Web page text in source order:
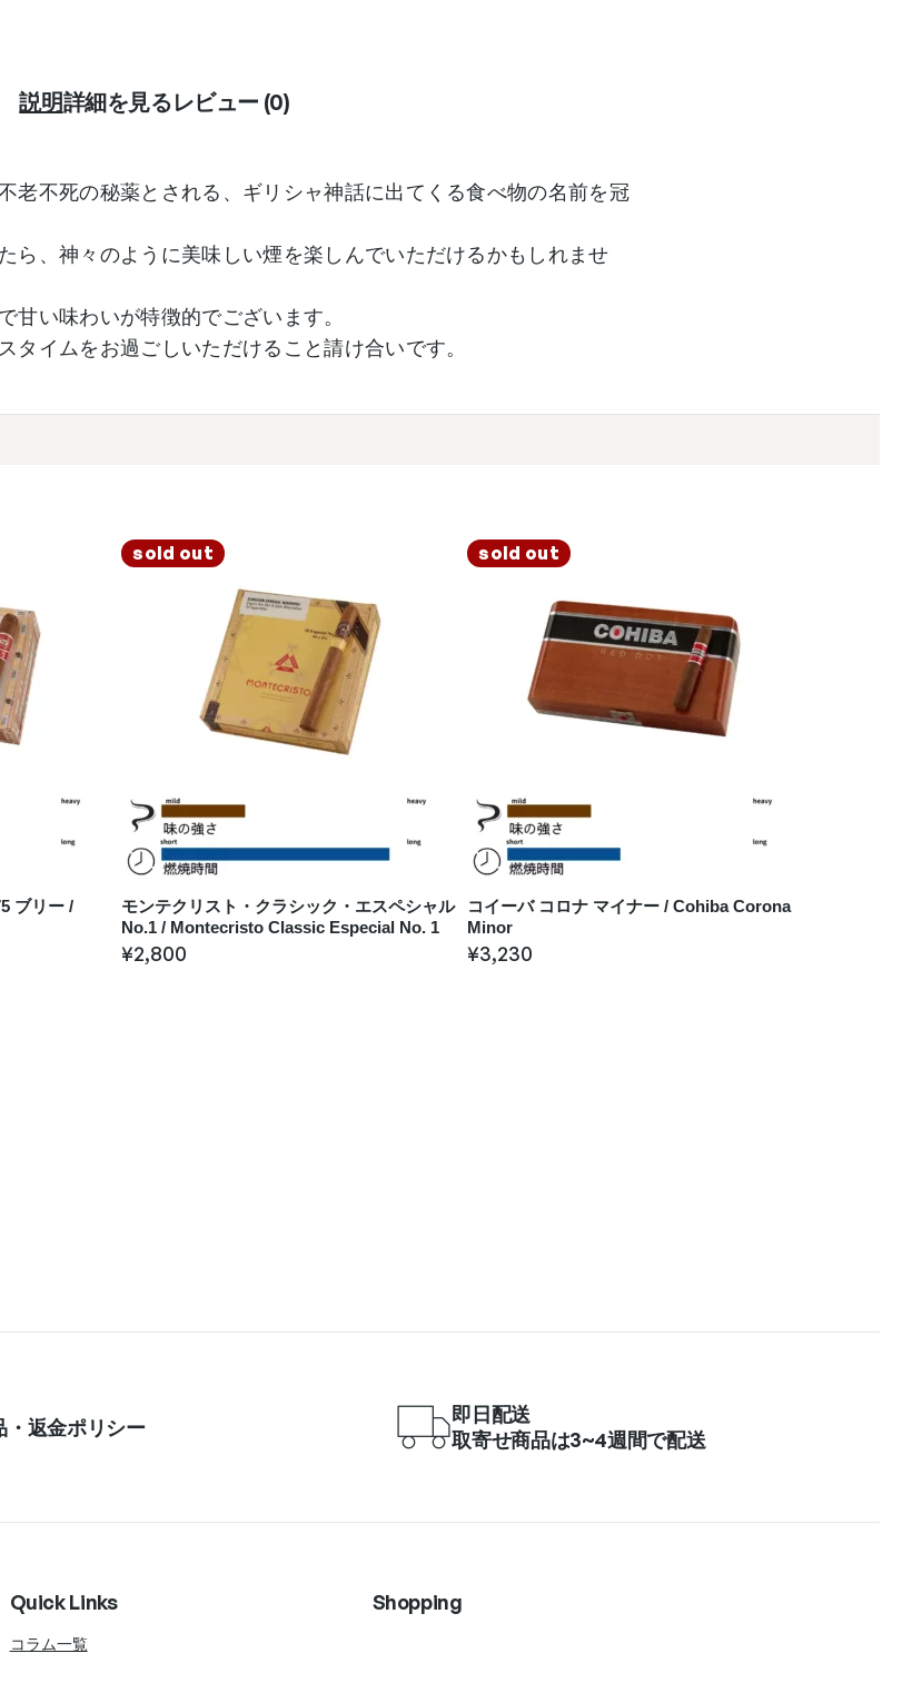
説明詳細を見るレビュー (0)
老不死の秘薬とされる、ギリシャ神話に出てくる食べ物の名前を冠
ら、神々のように美味しい煙を楽しんでいただけるかもしれませ
甘い味わいが特徴的でございます。
タイムをお過ごしいただけること請け合いです。
ブリー /
sold out
モンテクリスト・クラシック・エスペシャル
No.1 / Montecristo Classic Especial No. 1
¥2,800
sold out
コイーバ コロナ マイナー / Cohiba Corona
Minor
¥3,230
・返金ポリシー
即日配送
取寄せ商品は3~4週間で配送
Quick Links
コラム一覧
Shopping